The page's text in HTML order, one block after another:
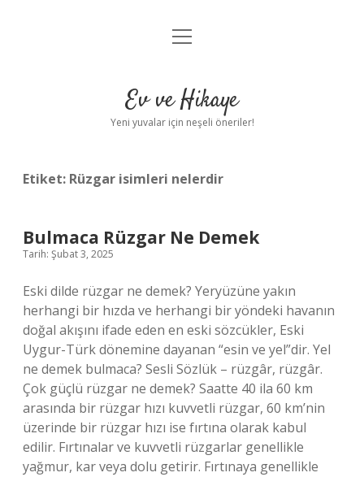
Anasayfa
Yasal Uyarı
menüyü
Ev ve Hikaye
Yeni yuvalar için neşeli öneriler!
Etiket: Rüzgar isimleri nelerdir
Bulmaca Rüzgar Ne Demek
Tarih: Şubat 3, 2025
Eski dilde rüzgar ne demek? Yeryüzüne yakın
herhangi bir hızda ve herhangi bir yöndeki havanın
doğal akışını ifade eden en eski sözcükler, Eski
Uygur-Türk dönemine dayanan “esin ve yel”dir. Yel
ne demek bulmaca? Sesli Sözlük – rüzgâr, rüzgâr.
Çok güçlü rüzgar ne demek? Saatte 40 ila 60 km
arasında bir rüzgar hızı kuvvetli rüzgar, 60 km’nin
üzerinde bir rüzgar hızı ise fırtına olarak kabul
edilir. Fırtınalar ve kuvvetli rüzgarlar genellikle
yağmur, kar veya dolu getirir. Fırtınaya genellikle